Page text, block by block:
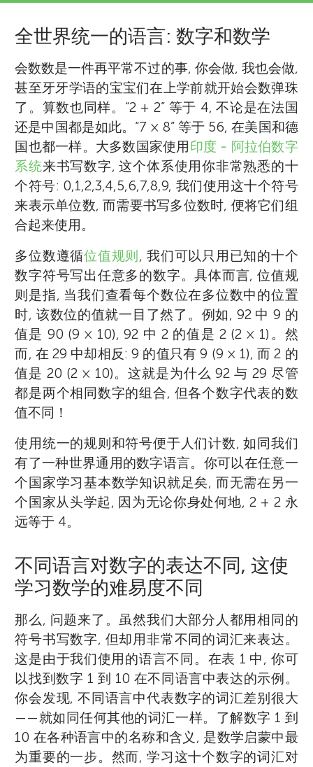
全世界统一的语言: 数字和数学
会数数是一件再平常不过的事, 你会做, 我也会做,
甚至牙牙学语的宝宝们在上学前就开始会数弹珠
了。算数也同样。“2 + 2” 等于 4, 不论是在法国
还是中国都是如此。“7 × 8” 等于 56, 在美国和德
国也都一样。大多数国家使用印度 - 阿拉伯数字
系统来书写数字, 这个体系使用你非常熟悉的十
个符号: 0,1,2,3,4,5,6,7,8,9, 我们使用这十个符号
来表示单位数, 而需要书写多位数时, 便将它们组
合起来使用。
多位数遵循位值规则 , 我们可以只用已知的十个
数字符号写出任意多的数字。具体而言, 位值规
则是指, 当我们查看每个数位在多位数中的位置
时, 该数位的值就一目了然了。例如, 92 中 9 的
值是 90 (9 × 10), 92 中 2 的值是 2 (2 × 1)。然
而, 在 29 中却相反: 9 的值只有 9 (9 × 1), 而 2 的
值是 20 (2 × 10)。这就是为什么 92 与 29 尽管
都是两个相同数字的组合, 但各个数字代表的数
值不同！
使用统一的规则和符号便于人们计数, 如同我们
有了一种世界通用的数字语言。你可以在任意一
个国家学习基本数学知识就足矣, 而无需在另一
个国家从头学起, 因为无论你身处何地, 2 + 2 永
远等于 4。
不同语言对数字的表达不同, 这使
学习数学的难易度不同
那么, 问题来了。虽然我们大部分人都用相同的
符号书写数字, 但却用非常不同的词汇来表达。
这是由于我们使用的语言不同。在表 1 中, 你可
以找到数字 1 到 10 在不同语言中表达的示例。
你会发现, 不同语言中代表数字的词汇差别很大
——就如同任何其他的词汇一样。了解数字 1 到
10 在各种语言中的名称和含义, 是数学启蒙中最
为重要的一步。然而, 学习这十个数字的词汇对